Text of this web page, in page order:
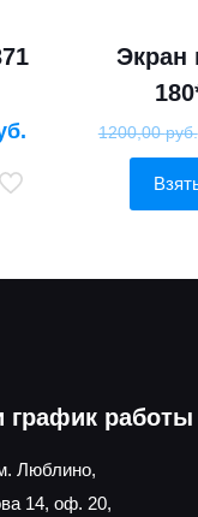
Экран
1200,00руб.
график работы
Люблино,
14, оф. 20,